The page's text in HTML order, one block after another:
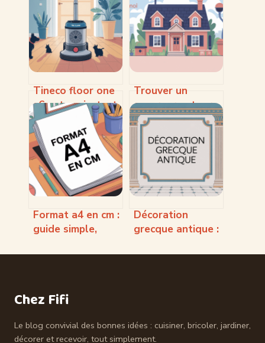
Tineco floor one
s6 pet : avis, test
complet et guide
d’achat
Trouver un
couvreur autour
de moi : le guide
pour choisir sans
se tromper
Format a4 en cm :
guide simple,
usages pratiques
Décoration
grecque antique :
inspirations pour
Chez Fifi
Le blog convivial des bonnes idées : cuisiner, bricoler, jardiner,
décorer et recevoir, tout simplement.